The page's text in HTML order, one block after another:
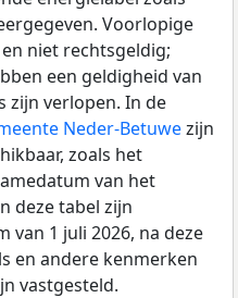
Voorlopige
niet rechtsgeldig;
een geldigheid van
zijn verlopen. In de
Neder-Betuwezijn
zoals het
van het
deze tabel zijn
van 1 juli 2026, na deze
en andere kenmerken
vastgesteld.